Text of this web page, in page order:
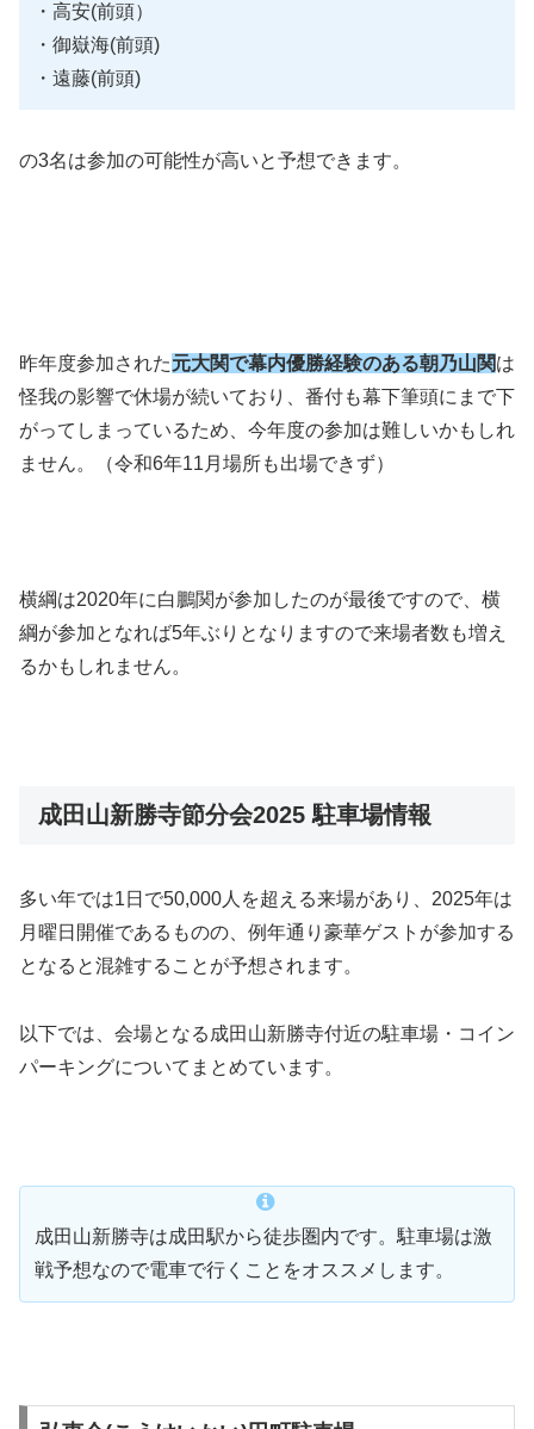
・高安(前頭）
・御嶽海(前頭)
・遠藤(前頭)
の3名は参加の可能性が高いと予想できます。
昨年度参加された元大関で幕内優勝経験のある朝乃山関は
怪我の影響で休場が続いており、番付も幕下筆頭にまで下
がってしまっているため、今年度の参加は難しいかもしれ
ません。（令和6年11月場所も出場できず）
横綱は2020年に白鵬関が参加したのが最後ですので、横
綱が参加となれば5年ぶりとなりますので来場者数も増え
るかもしれません。
成田山新勝寺節分会2025 駐車場情報
多い年では1日で50,000人を超える来場があり、2025年は
月曜日開催であるものの、例年通り豪華ゲストが参加する
となると混雑することが予想されます。
以下では、会場となる成田山新勝寺付近の駐車場・コイン
パーキングについてまとめています。
成田山新勝寺は成田駅から徒歩圏内です。駐車場は激
戦予想なので電車で行くことをオススメします。